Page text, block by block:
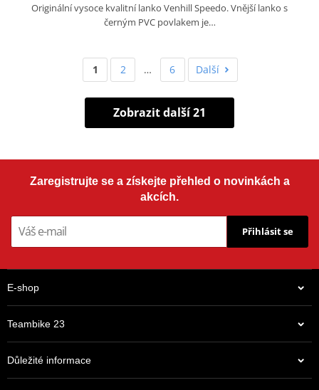
Originální vysoce kvalitní lanko Venhill Speedo. Vnější lanko s
černým PVC povlakem je…
1 2 … 6 Další
Zobrazit další 21
Zaregistrujte se a získejte přehled o novinkách a
akcích.
Přihlásit se
E-shop
Teambike 23
Důležité informace